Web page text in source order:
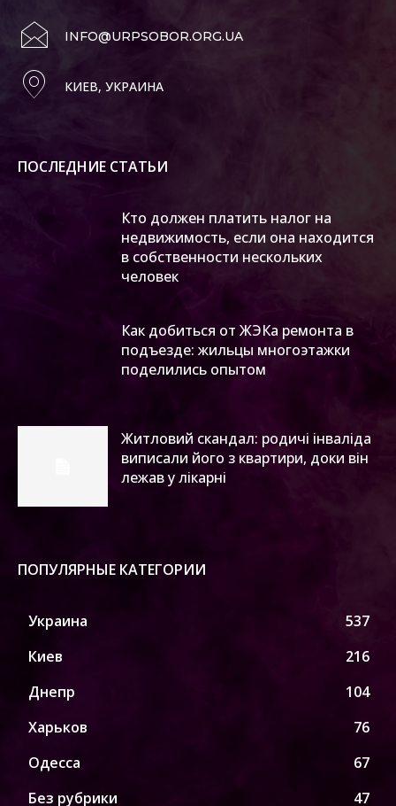
INFO@URPSOBOR.ORG.UA
КИЕВ, УКРАИНА
ПОСЛЕДНИЕ СТАТЬИ
Кто должен платить налог на
недвижимость, если она находится
в собственности нескольких
человек
Как добиться от ЖЭКа ремонта в
подъезде: жильцы многоэтажки
поделились опытом
Житловий скандал: родичі інваліда
виписали його з квартири, доки він
лежав у лікарні
ПОПУЛЯРНЫЕ КАТЕГОРИИ
Украина
537
Киев
216
Днепр
104
Харьков
76
Одесса
67
Без рубрики
47